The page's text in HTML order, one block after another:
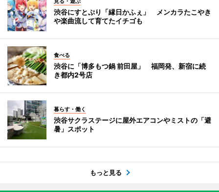
渋谷にすとぷり「縁日かふぇ」 メンカラたこやき
や楽曲流して育てたイチゴも
食べる
渋谷に「博多もつ鍋 前田屋」 福岡発、新宿に続
き都内2号店
暮らす・働く
渋谷サクラステージに屋外エアコンやミストの「避
暑」スポット
もっと見る